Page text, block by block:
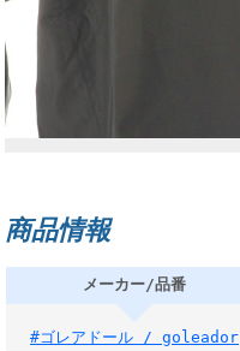
商品情報
メーカー/品番
#ゴレアドール / goleador